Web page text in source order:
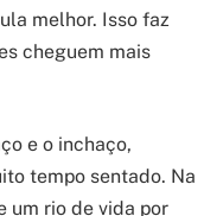
melhor. Isso faz
cheguem mais
e o inchaço,
tempo sentado. Na
um rio de vida por